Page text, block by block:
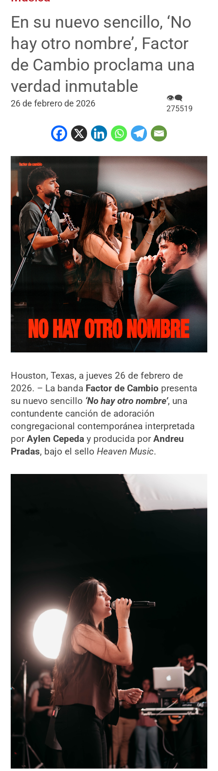
En su nuevo sencillo, ‘No
hay otro nombre’, Factor
de Cambio proclama una
verdad inmutable
26 de febrero de 2026
👁‍🗨
275519
Houston, Texas, a jueves 26 de febrero de
2026. – La banda Factor de Cambio presenta
su nuevo sencillo ‘No hay otro nombre’, una
contundente canción de adoración
congregacional contemporánea interpretada
porAylen Cepeda y producida porAndreu
Pradas, bajo el selloHeaven Music.